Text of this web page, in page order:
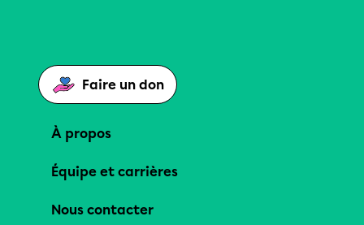
Faire un don
À propos
Équipe et carrières
Nous contacter